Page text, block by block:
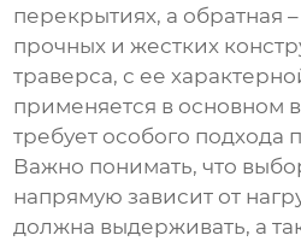
перекрытиях, а обратная
прочных и жестких
траверса, с ее
применяется в основном
требует особого подхода
Важно понимать, что
напрямую зависит от
должна выдерживать, а